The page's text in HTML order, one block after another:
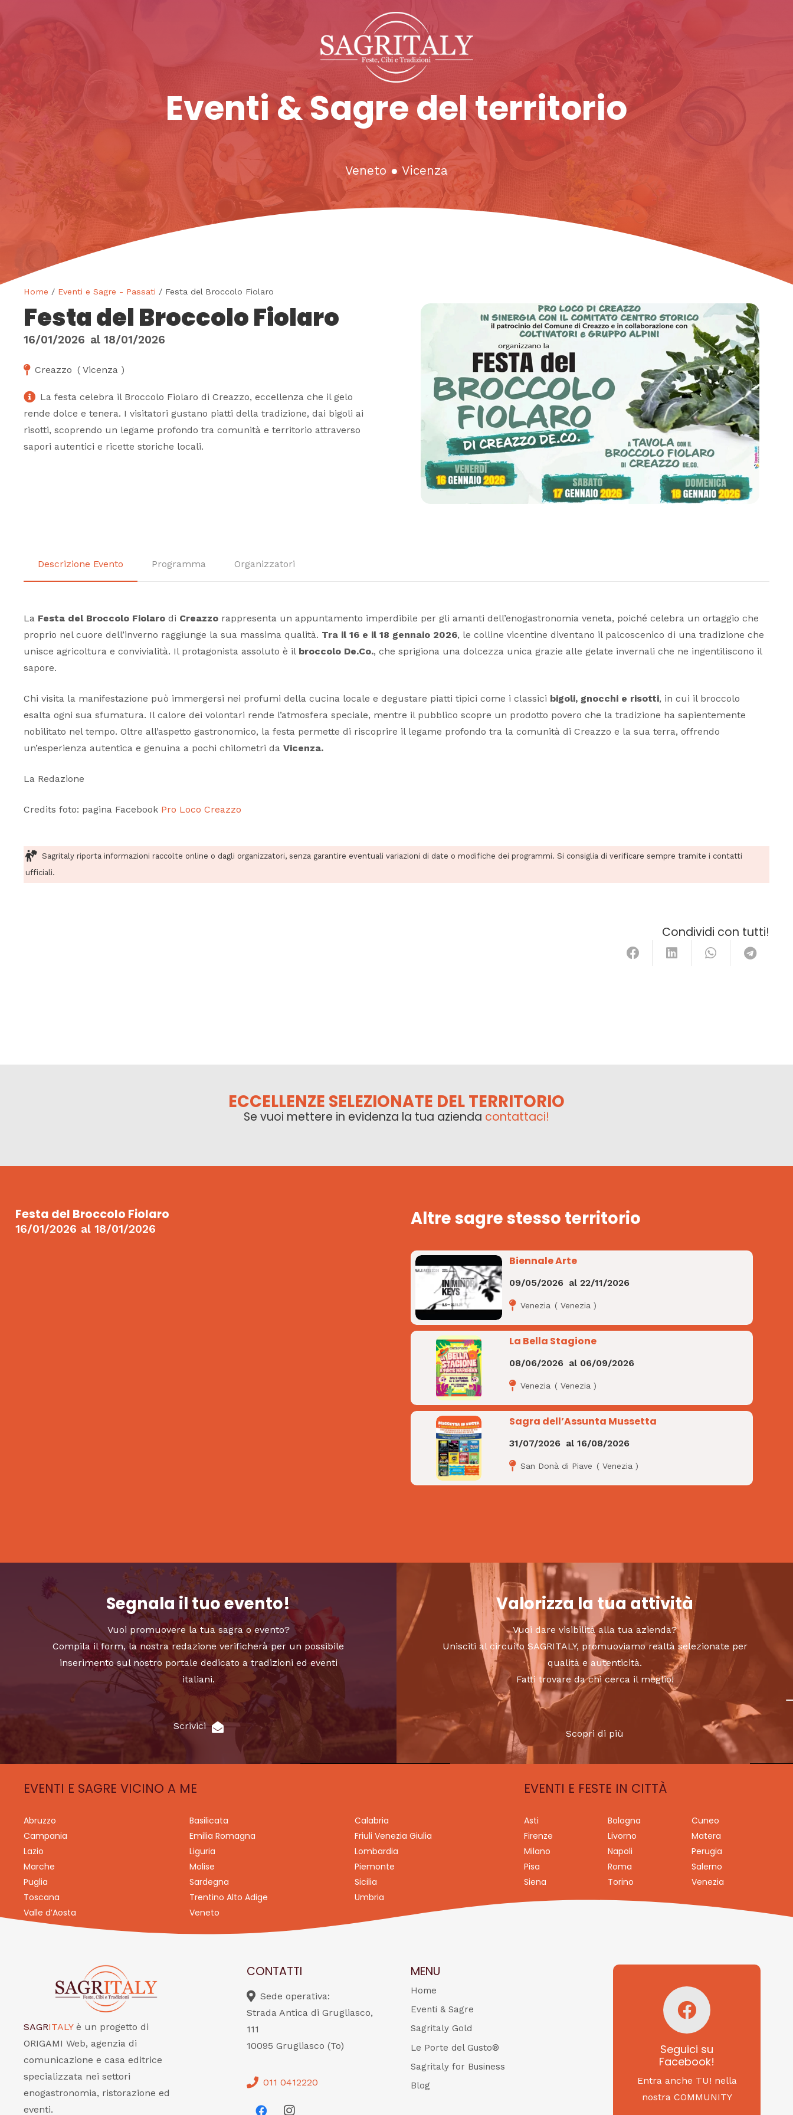
Eventi & Sagre del territorio
Veneto ● Vicenza
Home / Eventi e Sagre - Passati / Festa del Broccolo Fiolaro
Festa del Broccolo Fiolaro
16/01/2026 al 18/01/2026
Creazzo ( Vicenza )
La festa celebra il Broccolo Fiolaro di Creazzo, eccellenza che il gelo
rende dolce e tenera. I visitatori gustano piatti della tradizione, dai bigoli ai
risotti, scoprendo un legame profondo tra comunità e territorio attraverso
sapori autentici e ricette storiche locali.
Descrizione Evento Programma Organizzatori
La Festa del Broccolo Fiolaro di Creazzo rappresenta un appuntamento imperdibile per gli amanti dell’enogastronomia veneta, poiché celebra un ortaggio che
proprio nel cuore dell’inverno raggiunge la sua massima qualità. Tra il 16 e il 18 gennaio 2026, le colline vicentine diventano il palcoscenico di una tradizione che
unisce agricoltura e convivialità. Il protagonista assoluto è il broccolo De.Co., che sprigiona una dolcezza unica grazie alle gelate invernali che ne ingentiliscono il
sapore.
Chi visita la manifestazione può immergersi nei profumi della cucina locale e degustare piatti tipici come i classici bigoli, gnocchi e risotti, in cui il broccolo
esalta ogni sua sfumatura. Il calore dei volontari rende l’atmosfera speciale, mentre il pubblico scopre un prodotto povero che la tradizione ha sapientemente
nobilitato nel tempo. Oltre all’aspetto gastronomico, la festa permette di riscoprire il legame profondo tra la comunità di Creazzo e la sua terra, offrendo
un’esperienza autentica e genuina a pochi chilometri da Vicenza.
La Redazione
Credits foto: pagina Facebook Pro Loco Creazzo
Sagritaly riporta informazioni raccolte online o dagli organizzatori, senza garantire eventuali variazioni di date o modifiche dei programmi. Si consiglia di verificare sempre tramite i contatti
ufficiali.
Condividi con tutti!
ECCELLENZE SELEZIONATE DEL TERRITORIO
Se vuoi mettere in evidenza la tua azienda contattaci!
Festa del Broccolo Fiolaro
16/01/2026 al18/01/2026 Altre sagre stesso territorio
Biennale Arte
09/05/2026 al22/11/2026
Venezia (Venezia )
La Bella Stagione
08/06/2026 al 06/09/2026
Venezia (Venezia )
Sagra dell’Assunta Mussetta
31/07/2026 al16/08/2026
San Donà di Piave (Venezia )
Segnala il tuo evento!
Vuoi promuovere la tua sagra o evento?
Compila il form, la nostra redazione verificherà per un possibile
inserimento sul nostro portale dedicato a tradizioni ed eventi
italiani.
Scrivici
Valorizza la tua attività
Vuoi dare visibilità alla tua azienda?
Unisciti al circuito SAGRITALY, promuoviamo realtà selezionate per
qualità e autenticità.
Fatti trovare da chi cerca il meglio!
Scopri di più
EVENTI E SAGRE VICINO A ME
Abruzzo Basilicata
Calabria
Campania
Emilia Romagna
Friuli Venezia Giulia
Lazio
Liguria
Lombardia
Marche
Molise
Piemonte
Puglia
Sardegna
Sicilia
Toscana
Trentino Alto Adige
Umbria
Valle d’Aosta
Veneto
EVENTI E FESTE IN CITTÀ
Asti Bologna
Cuneo
Firenze
Livorno
Matera
Milano
Napoli
Perugia
Pisa
Roma
Salerno
Siena
Torino Venezia
SAGRITALY è un progetto di
ORIGAMI Web, agenzia di
comunicazione e casa editrice
specializzata nei settori
enogastronomia, ristorazione ed
eventi.
CONTATTI
Sede operativa:
Strada Antica di Grugliasco,
111
10095 Grugliasco (To)
011 0412220
MENU
Home
Eventi & Sagre
Sagritaly Gold
Le Porte del Gusto®
Sagritaly for Business
Blog
Seguici su
Facebook!
Entra anche TU! nella
nostra COMMUNITY
Seguici su
Facebook!
SAGRITALY
Feste, cibi e tradizioni
da Nord a Sud...